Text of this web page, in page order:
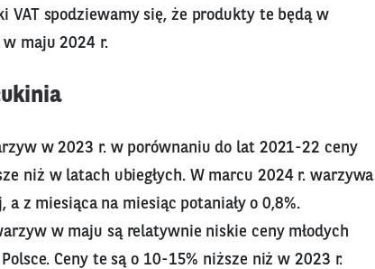
spodziewamy się, że produkty te będą w
w maju 2024 r.
w 2023 r. w porównaniu do lat 2021-22 ceny
niż w latach ubiegłych. W marcu 2024 r. warzywa
a z miesiąca na miesiąc potaniały o 0,8%.
w maju są relatywnie niskie ceny młodych
Ceny te są o 10-15% niższe niż w 2023 r.